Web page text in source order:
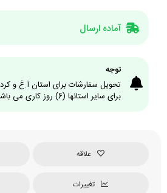
آماده ارسال
توجه
برای سایر استانها (6) روز کاری می باشد.
علاقه
تغییرات